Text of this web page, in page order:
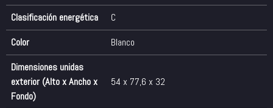
Clasificación energética
C
Color
Blanco
Dimensiones unidas
exterior (Alto x Ancho x
Fondo)
54 x 77,6 x 32